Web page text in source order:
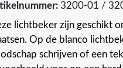
3200-01 /
lichtbeker zijn geschikt
Op de blanco
schrijven of een